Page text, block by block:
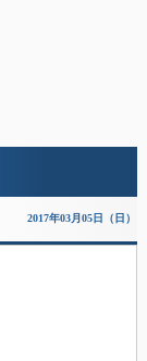
2017年03月05日（日）